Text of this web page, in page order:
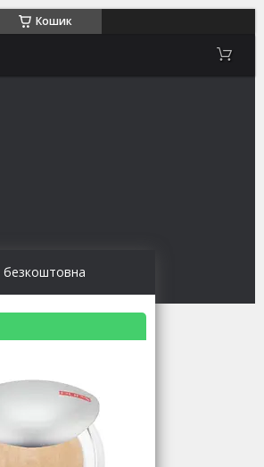
Кошик
безкоштовна